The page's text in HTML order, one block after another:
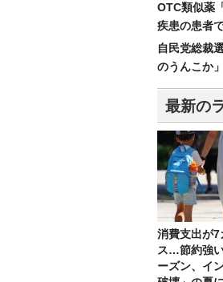
OTC類似薬
疾患の患者
自民党総裁
のうんこか
最新の
消費支出が7
ス…節約強
ーズン、イ